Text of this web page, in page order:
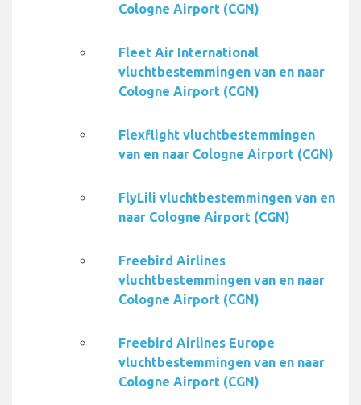
Cologne Airport (CGN)
Fleet Air International
vluchtbestemmingen van en naar
Cologne Airport (CGN)
Flexflight vluchtbestemmingen
van en naar Cologne Airport (CGN)
FlyLili vluchtbestemmingen van en
naar Cologne Airport (CGN)
Freebird Airlines
vluchtbestemmingen van en naar
Cologne Airport (CGN)
Freebird Airlines Europe
vluchtbestemmingen van en naar
Cologne Airport (CGN)